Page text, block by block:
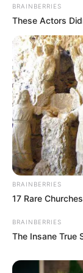
പറഞ്ഞു.
സര്‍ക്കാരിന്
നില്‍ക്കുന്ന
പുതുമുഖമായ
കൂടുതല്‍
അവര്‍ക്ക്
BRAINBERRIES
These Actors
BRAINBERRIES
17 Rare
BRAINBERRIES
The Insane True